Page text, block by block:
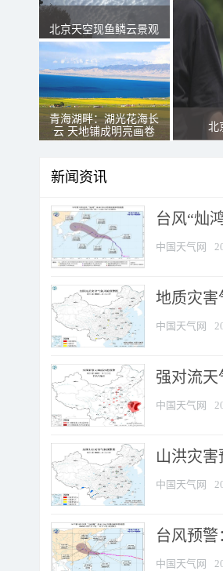
北京天空现鱼鳞云景观
青海湖畔：湖光花海长
云 天地铺成明亮画卷
北
新闻资讯
台风“灿
中国天气网
地质灾害
中国天气网
强对流天
中国天气网
山洪灾
中国天气网
台风预警
中国天气网